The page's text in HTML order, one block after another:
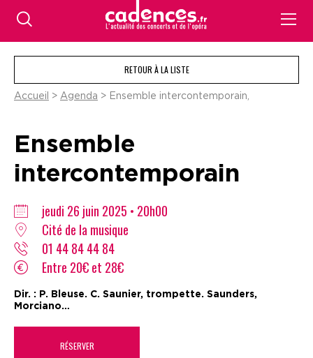
RETOUR À LA LISTE
Accueil > Agenda > Ensemble intercontemporain,
Ensemble
intercontemporain
jeudi 26 juin 2025 • 20h00
Cité de la musique
01 44 84 44 84
Entre 20€ et 28€
Dir. : P. Bleuse. C. Saunier, trompette. Saunders,
Morciano…
RÉSERVER